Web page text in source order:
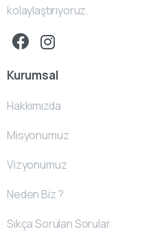
kolaylaştırıyoruz.
Kurumsal
Hakkımızda
Misyonumuz
Vizyonumuz
Neden Biz ?
Sıkça Sorulan Sorular